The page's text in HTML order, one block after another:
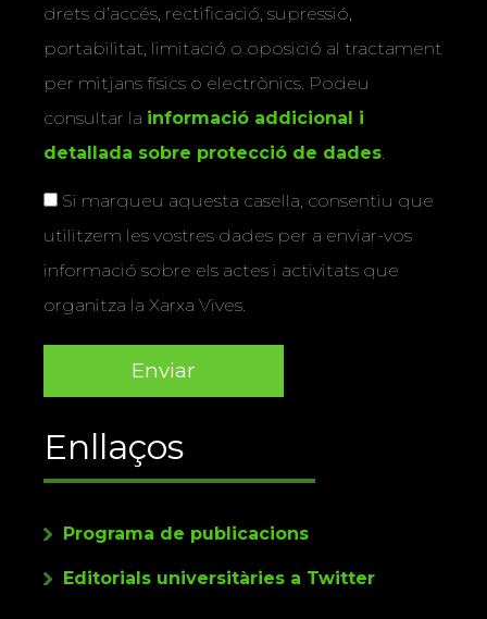
drets d’accés, rectificació, supressió,
portabilitat, limitació o oposició al tractament
per mitjans físics o electrònics. Podeu
consultar la informació addicional i
detallada sobre protecció de dades
Si marqueu aquesta casella, consentiu que
utilitzem les vostres dades per a enviar-vos
informació sobre els actes i activitats que
organitza la Xarxa Vives.
Enllaços
Programa de publicacions
Editorials universitàries a Twitter